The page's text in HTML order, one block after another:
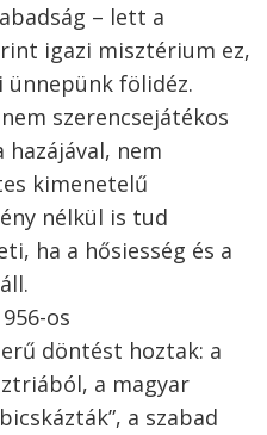
– lett a
igazi misztérium ez,
fölidéz.
szerencsejátékos
nem
kimenetelű
nélkül is tud
ha a hősiesség és a
os
döntést hoztak: a
a magyar
a szabad